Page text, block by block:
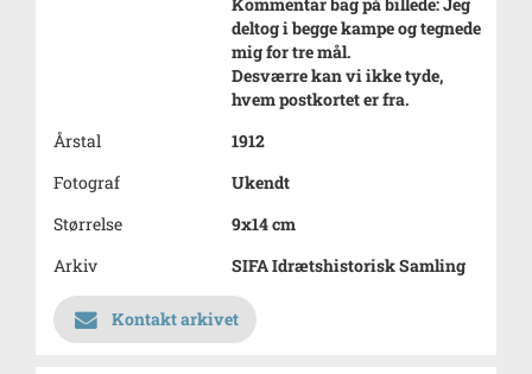
deltog i begge kampe og tegnede
mig for tre mål.
Desværre kan vi ikke tyde,
hvem postkortet er fra.
Årstal
1912
Fotograf
Ukendt
Størrelse
9x14 cm
Arkiv
SIFA Idrætshistorisk Samling
Kontakt arkivet